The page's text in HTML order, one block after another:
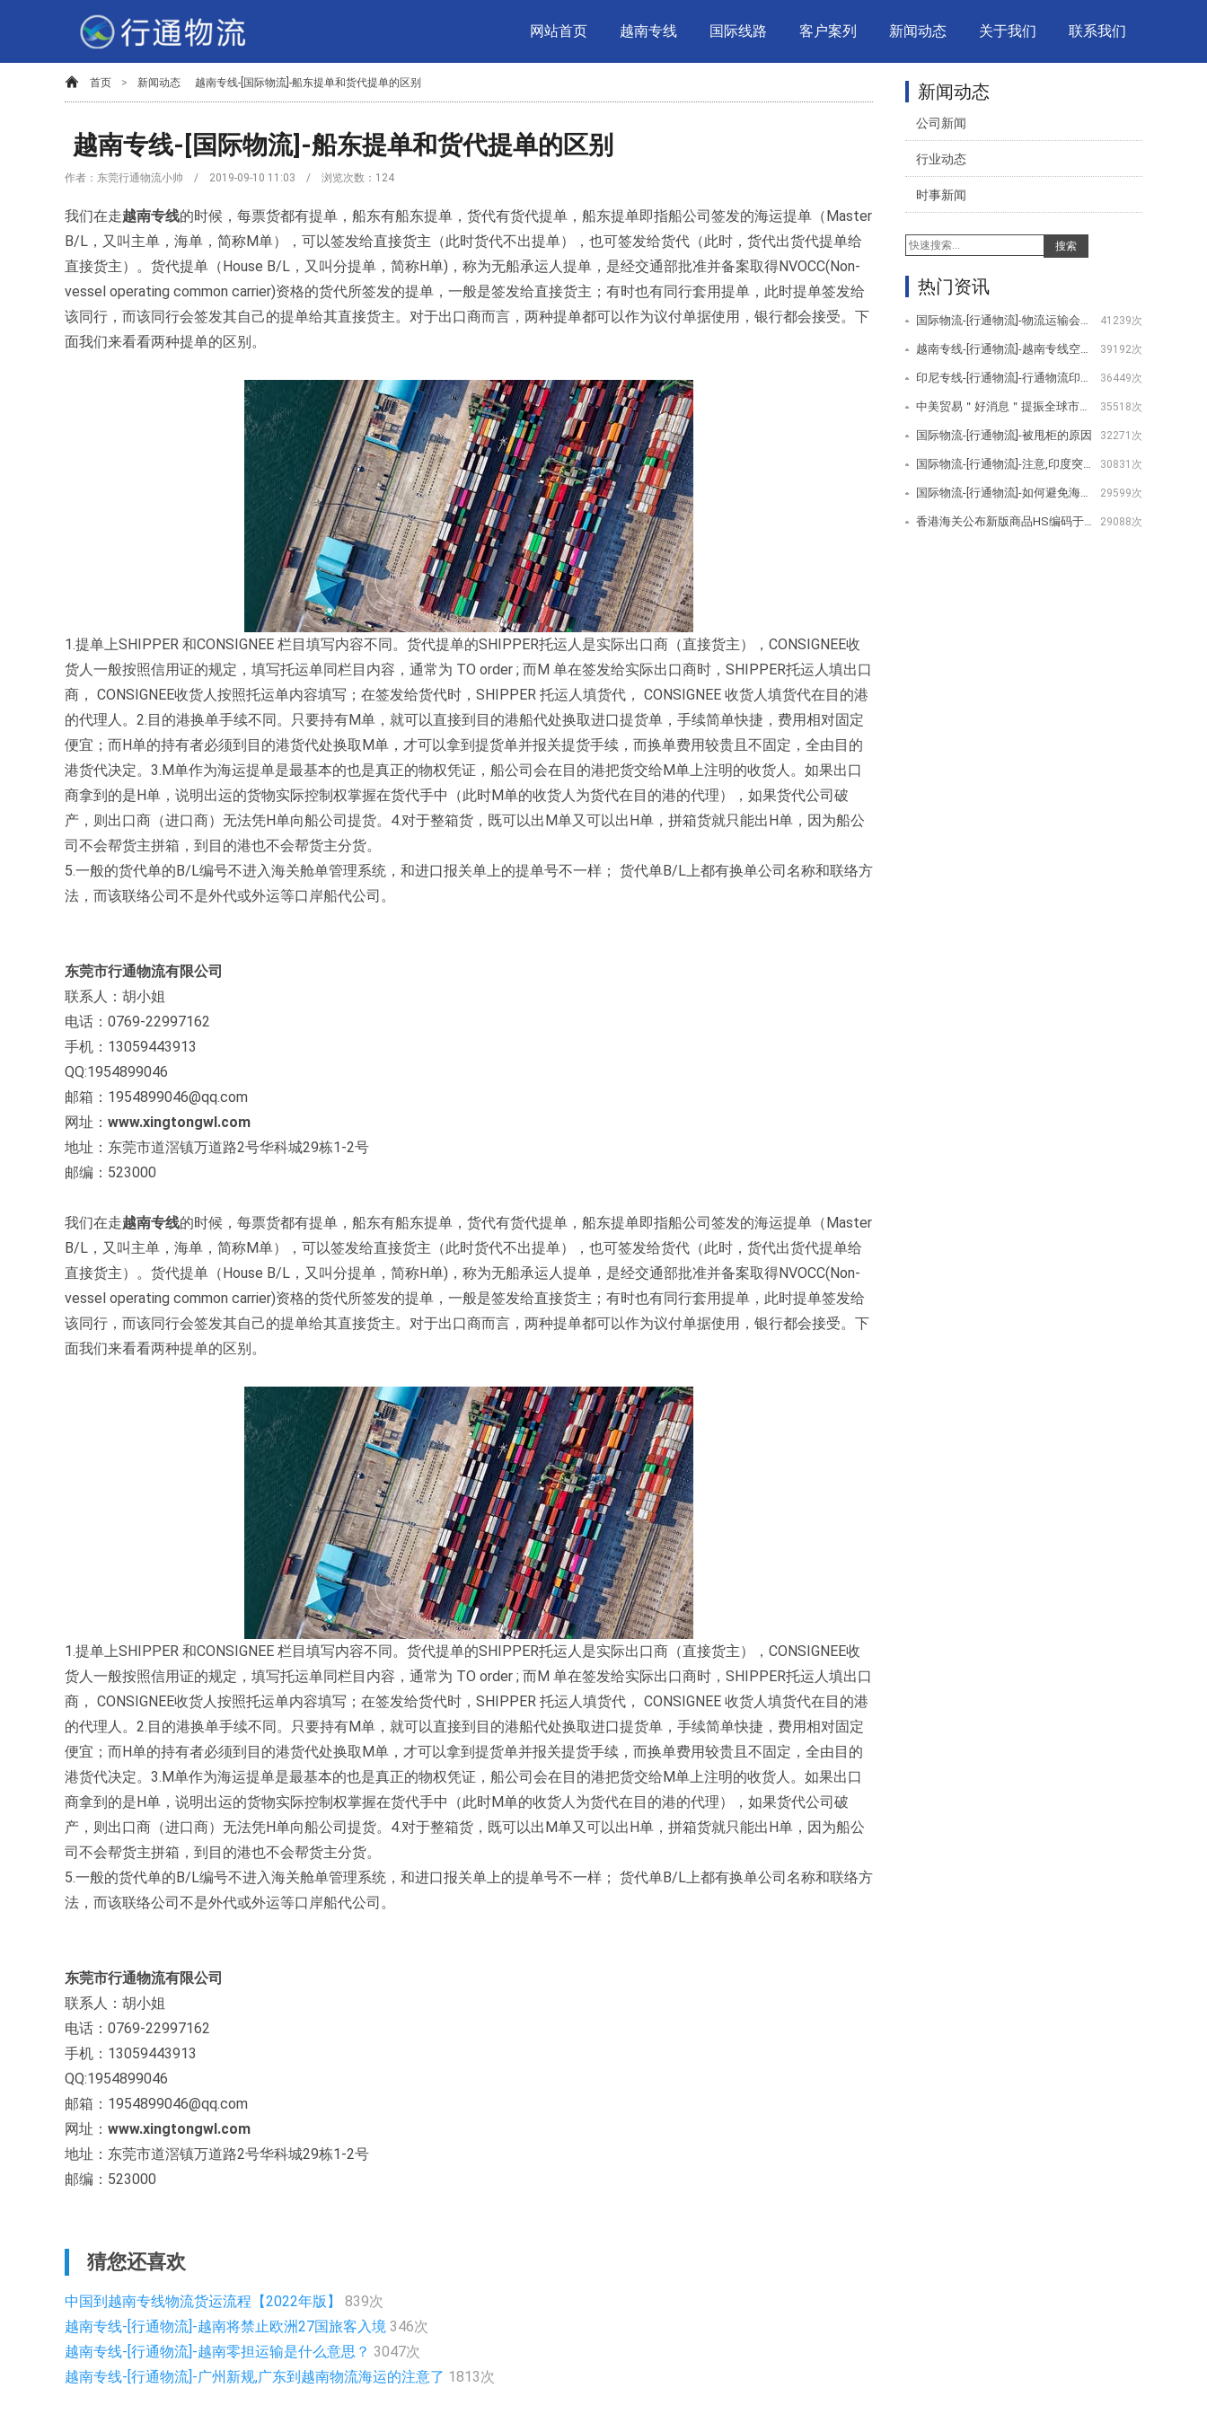
网站首页 越南专线 国际线路 客户案列 新闻动态 关于我们 联系我们
首页 > 新闻动态 越南专线-[国际物流]-船东提单和货代提单的区别
越南专线-[国际物流]-船东提单和货代提单的区别
作者：东莞行通物流小帅 / 2019-09-10 11:03 / 浏览次数： 124
我们在走越南专线的时候，每票货都有提单，船东有船东提单，货代有货代提单，船东提单即指船公司签发的海运提单（Master
B/L，又叫主单，海单，简称M单），可以签发给直接货主（此时货代不出提单），也可签发给货代（此时，货代出货代提单给
直接货主）。货代提单（House B/L，又叫分提单，简称H单)，称为无船承运人提单，是经交通部批准并备案取得NVOCC(Non-
vessel operating common carrier)资格的货代所签发的提单，一般是签发给直接货主；有时也有同行套用提单，此时提单签发给
该同行，而该同行会签发其自己的提单给其直接货主。对于出口商而言，两种提单都可以作为议付单据使用，银行都会接受。下
面我们来看看两种提单的区别。
1.提单上SHIPPER 和CONSIGNEE 栏目填写内容不同。货代提单的SHIPPER托运人是实际出口商（直接货主），CONSIGNEE收
货人一般按照信用证的规定，填写托运单同栏目内容，通常为 TO order ; 而M 单在签发给实际出口商时，SHIPPER托运人填出口
商， CONSIGNEE收货人按照托运单内容填写；在签发给货代时，SHIPPER 托运人填货代， CONSIGNEE 收货人填货代在目的港
的代理人。2.目的港换单手续不同。只要持有M单，就可以直接到目的港船代处换取进口提货单，手续简单快捷，费用相对固定
便宜；而H单的持有者必须到目的港货代处换取M单，才可以拿到提货单并报关提货手续，而换单费用较贵且不固定，全由目的
港货代决定。3.M单作为海运提单是最基本的也是真正的物权凭证，船公司会在目的港把货交给M单上注明的收货人。如果出口
商拿到的是H单，说明出运的货物实际控制权掌握在货代手中（此时M单的收货人为货代在目的港的代理），如果货代公司破
产，则出口商（进口商）无法凭H单向船公司提货。4.对于整箱货，既可以出M单又可以出H单，拼箱货就只能出H单，因为船公
司不会帮货主拼箱，到目的港也不会帮货主分货。
5.一般的货代单的B/L编号不进入海关舱单管理系统，和进口报关单上的提单号不一样； 货代单B/L上都有换单公司名称和联络方
法，而该联络公司不是外代或外运等口岸船代公司。
东莞市行通物流有限公司
联系人：胡小姐
电话：0769-22997162
手机：13059443913
QQ:1954899046
邮箱：1954899046@qq.com
网址： www.xingtongwl.com
地址：东莞市道滘镇万道路2号华科城29栋1-2号
邮编：523000
我们在走越南专线的时候，每票货都有提单，船东有船东提单，货代有货代提单，船东提单即指船公司签发的海运提单（Master
B/L，又叫主单，海单，简称M单），可以签发给直接货主（此时货代不出提单），也可签发给货代（此时，货代出货代提单给
直接货主）。货代提单（House B/L，又叫分提单，简称H单)，称为无船承运人提单，是经交通部批准并备案取得NVOCC(Non-
vessel operating common carrier)资格的货代所签发的提单，一般是签发给直接货主；有时也有同行套用提单，此时提单签发给
该同行，而该同行会签发其自己的提单给其直接货主。对于出口商而言，两种提单都可以作为议付单据使用，银行都会接受。下
面我们来看看两种提单的区别。
1.提单上SHIPPER 和CONSIGNEE 栏目填写内容不同。货代提单的SHIPPER托运人是实际出口商（直接货主），CONSIGNEE收
货人一般按照信用证的规定，填写托运单同栏目内容，通常为 TO order ; 而M 单在签发给实际出口商时，SHIPPER托运人填出口
商， CONSIGNEE收货人按照托运单内容填写；在签发给货代时，SHIPPER 托运人填货代， CONSIGNEE 收货人填货代在目的港
的代理人。2.目的港换单手续不同。只要持有M单，就可以直接到目的港船代处换取进口提货单，手续简单快捷，费用相对固定
便宜；而H单的持有者必须到目的港货代处换取M单，才可以拿到提货单并报关提货手续，而换单费用较贵且不固定，全由目的
港货代决定。3.M单作为海运提单是最基本的也是真正的物权凭证，船公司会在目的港把货交给M单上注明的收货人。如果出口
商拿到的是H单，说明出运的货物实际控制权掌握在货代手中（此时M单的收货人为货代在目的港的代理），如果货代公司破
产，则出口商（进口商）无法凭H单向船公司提货。4.对于整箱货，既可以出M单又可以出H单，拼箱货就只能出H单，因为船公
司不会帮货主拼箱，到目的港也不会帮货主分货。
5.一般的货代单的B/L编号不进入海关舱单管理系统，和进口报关单上的提单号不一样； 货代单B/L上都有换单公司名称和联络方
法，而该联络公司不是外代或外运等口岸船代公司。
东莞市行通物流有限公司
联系人：胡小姐
电话：0769-22997162
手机：13059443913
QQ:1954899046
邮箱：1954899046@qq.com
网址： www.xingtongwl.com
地址：东莞市道滘镇万道路2号华科城29栋1-2号
邮编：523000
猜您还喜欢
中国到越南专线物流货运流程【2022年版】 839次
越南专线-[行通物流]-越南将禁止欧洲27国旅客入境 346次
越南专线-[行通物流]-越南零担运输是什么意思？ 3047次
越南专线-[行通物流]-广州新规,广东到越南物流海运的注意了 1813次
新闻动态
公司新闻
行业动态
时事新闻
搜索
热门资讯
国际物流-[行通物流]-物流运输会用到哪些设备 41239次
越南专线-[行通物流]-越南专线空运服务项目 39192次
印尼专线-[行通物流]-行通物流印尼专线服务项目 36449次
中美贸易＂好消息＂提振全球市场美取消/降低关税公告-[行通物流] 35518次
国际物流-[行通物流]-被甩柜的原因 32271次
国际物流-[行通物流]-注意,印度突然宣布对350种商品增加进口费用 30831次
国际物流-[行通物流]-如何避免海关查验？ 29599次
香港海关公布新版商品HS编码于2020年1月1日生效-[行通物流] 29088次